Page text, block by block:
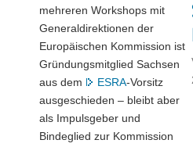
mehreren Workshops mit
Generaldirektionen der
Europäischen Kommission ist
Gründungsmitglied Sachsen
aus dem
ESRA-Vorsitz
ausgeschieden – bleibt aber
als Impulsgeber und
Bindeglied zur Kommission